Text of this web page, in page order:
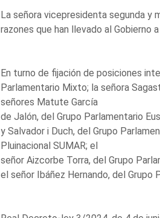
La señora vicepresidenta segunda y
razones que han llevado al Gobierno
En turno de fijación de posiciones
Parlamentario Mixto; la señora
señores Matute García
de Jalón, del Grupo Parlamentario
y Salvador i Duch, del Grupo
Pluinacional SUMAR; el
señor Aizcorbe Torra, del Grupo
el señor Ibáñez Hernando, del Grupo